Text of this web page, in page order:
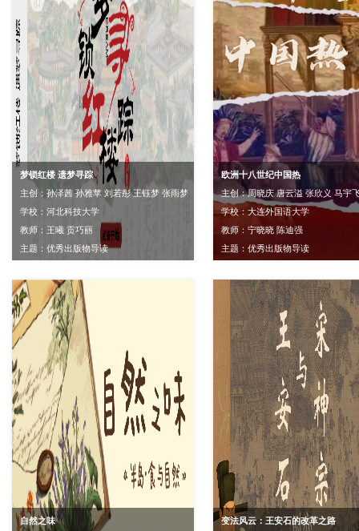
梦锁红楼 遗梦寻踪
主创：孙泽茜 孙雅苹 刘若彤 王钰梦 张雨梦
学校：河北科技大学
教师：王曦 贡巧丽
主题：优秀出版物导读
欧洲十八世纪中国热
主创：周晓庆 唐云溢 张欣义 马宇
学校：大连外国语大学
教师：宁晓晓 陈迪强
主题：优秀出版物导读
自然之味 变法风云：王安石的改革之路